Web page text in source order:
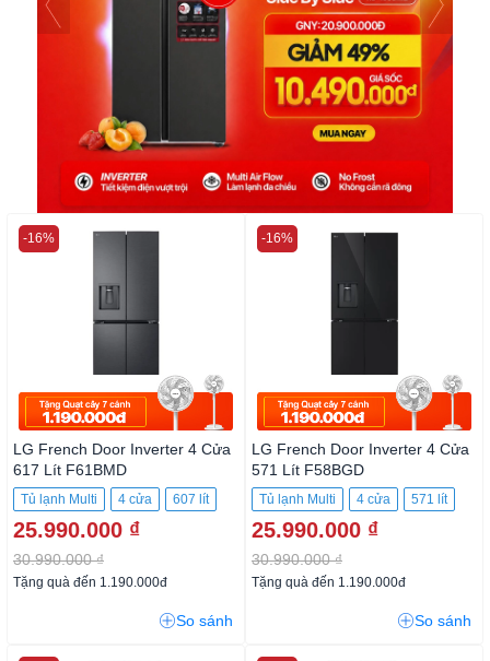
LG French Door Inverter 4 Cửa
617 Lít F61BMD
Tủ lạnh Multi 4 cửa 607 lít
25.990.000 ₫
30.990.000 ₫
-16%
Tặng quà đến 1.190.000đ
So sánh
LG French Door Inverter 4 Cửa
571 Lít F58BGD
Tủ lạnh Multi 4 cửa 571 lít
25.990.000 ₫
30.990.000 ₫
-16%
Tặng quà đến 1.190.000đ
So sánh